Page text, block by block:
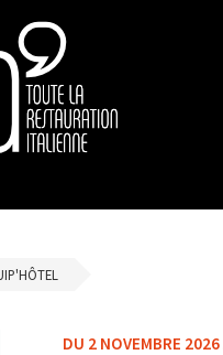
DU 2 NOVEMBRE